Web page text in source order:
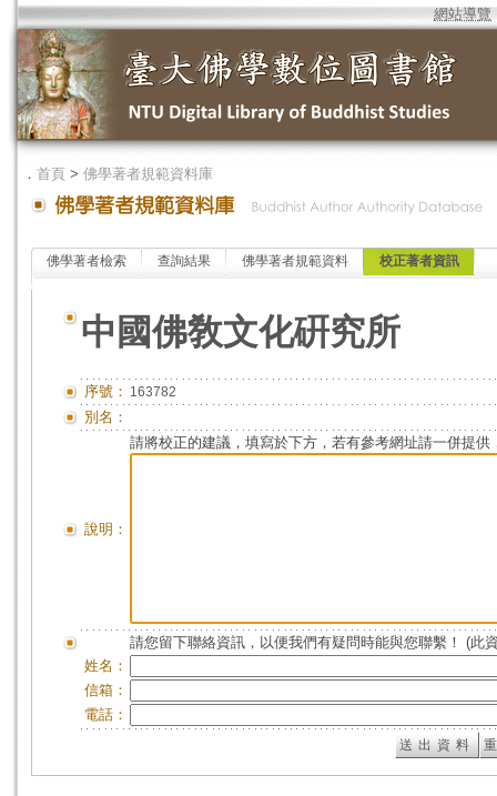
網站導覽
． 首頁 > 佛學著者規範資料庫
佛學著者檢索 查詢結果 佛學著者規範資料 校正著者資訊
中國佛敎文化硏究所
序號： 163782
別名：
說明：
請將校正的建議，填寫於下方，若有參考網址請一併提供
請您留下聯絡資訊，以便我們有疑問時能與您聯繫！ (此
姓名：
信箱：
電話：